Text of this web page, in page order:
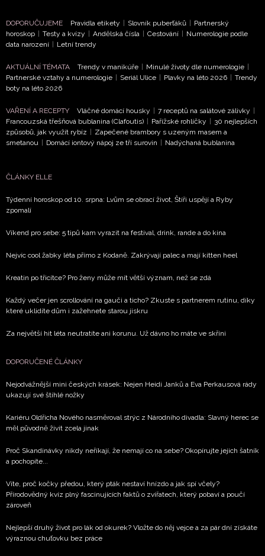
Chcete navíc dostávat i další zajímavé a exkluzivní
informace od našich partnerů? Pokud souhlasíte se
zpracováním údajů k tomuto účelu podle
Zásad ochrany
soukromí BurdaMedia Extra s.r.o., zaškrtněte toto pole.
DOPORUČUJEME Pravidla etikety Slovník puberťáků
Partnerský
horoskop
Testy a kvízy Andělská čísla Cestování
Numerologie podle
data narození
Letní trendy
AKTUÁLNÍ TÉMATA Trendy v manikúře Minulé životy dle numerologie
Partnerské vztahy a numerologie
Seriál Ulice Plavky na léto 2026
Trendy
boty na léto 2026
VAŘENÍ A RECEPTY Vláčné domácí housky 7 receptů na salátové zálivky
Francouzská třešňová bublanina (Clafoutis)
Pařížské rohlíčky
30 nejlepších
způsobů, jak využít rybíz
Zapečené brambory s uzeným masem a
smetanou
Domácí iontový nápoj ze tří surovin Nadýchaná bublanina
ČLÁNKY ELLE
Týdenní horoskop od 10. srpna: Lvům se obrací život, Štíři uspějí a Ryby
zpomalí
Víkend pro sebe: 5 tipů kam vyrazit na festival, drink, rande a do kina
Nejvíc cool žabky léta přímo z Kodaně. Zakrývají palec a mají kitten heel
Kreatin po třicítce? Pro ženy může mít větší význam, než se zdá
Každý večer jen scrollování na gauči a ticho? Zkuste s partnerem rutinu, díky
které uklidíte dům i zažehnete starou jiskru
Za největší hit léta neutratíte ani korunu. Už dávno ho máte ve skříni
DOPORUČENÉ ČLÁNKY
Nejodvážnější mini českých krásek: Nejen Heidi Janků a Eva Perkausová rády
ukazují své štíhlé nožky
Kariéru Oldřicha Nového nasměroval strýc z Národního divadla: Slavný herec se
měl původně živit zcela jinak
Proč Skandinávky nikdy neříkají, že nemají co na sebe? Okopírujte jejich šatník
a pochopíte...
Víte, proč kočky předou, který pták nestaví hnízdo a jak spí včely?
Přírodovědný kvíz plný fascinujících faktů o zvířatech, který pobaví a poučí
zároveň
Nejlepší druhý život pro lák od okurek? Vložte do něj vejce a za pár dní získáte
výraznou chuťovku bez práce